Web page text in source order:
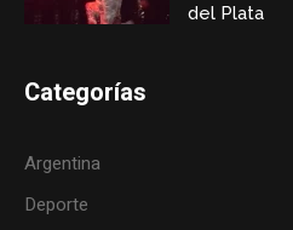
del Plata
Categorías
Argentina
Deporte